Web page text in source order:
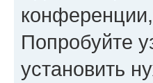
Попробуйте
установить